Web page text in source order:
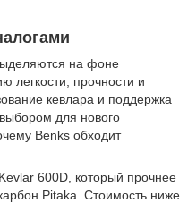
на фоне
легкости, прочности и
кевлара и поддержка
для нового
Benks обходит
600D, который прочнее
Pitaka. Стоимость ниже